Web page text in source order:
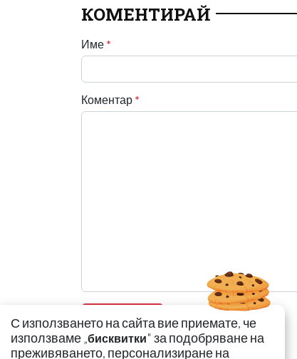
КОМЕНТИРАЙ
Име *
Коментар *
С използването на сайта вие приемате, че
използваме „бисквитки" за подобряване на
преживяването, персонализиране на